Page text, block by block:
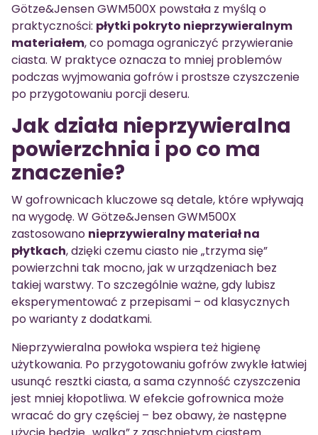
Götze&Jensen GWM500X powstała z myślą o
praktyczności: płytki pokryto nieprzywieralnym
materiałem, co pomaga ograniczyć przywieranie
ciasta. W praktyce oznacza to mniej problemów
podczas wyjmowania gofrów i prostsze czyszczenie
po przygotowaniu porcji deseru.
Jak działa nieprzywieralna
powierzchnia i po co ma
znaczenie?
W gofrownicach kluczowe są detale, które wpływają
na wygodę. W Götze&Jensen GWM500X
zastosowano nieprzywieralny materiał na
płytkach, dzięki czemu ciasto nie „trzyma się”
powierzchni tak mocno, jak w urządzeniach bez
takiej warstwy. To szczególnie ważne, gdy lubisz
eksperymentować z przepisami – od klasycznych
po warianty z dodatkami.
Nieprzywieralna powłoka wspiera też higienę
użytkowania. Po przygotowaniu gofrów zwykle łatwiej
usunąć resztki ciasta, a sama czynność czyszczenia
jest mniej kłopotliwa. W efekcie gofrownica może
wracać do gry częściej – bez obawy, że następne